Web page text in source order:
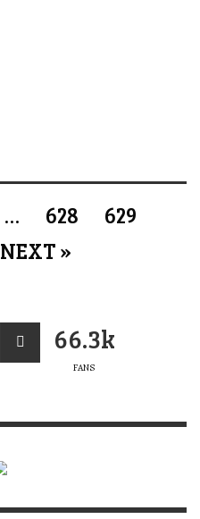
… 628
629
NEXT »
66.3k
FANS